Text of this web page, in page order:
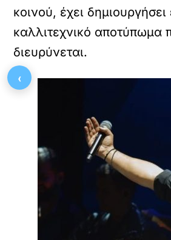
κοινού, έχει
καλλιτεχνικό αποτύπωμα
διευρύνεται.
‹